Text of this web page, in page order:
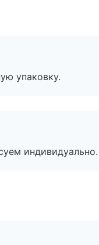
упаковку.
индивидуально.